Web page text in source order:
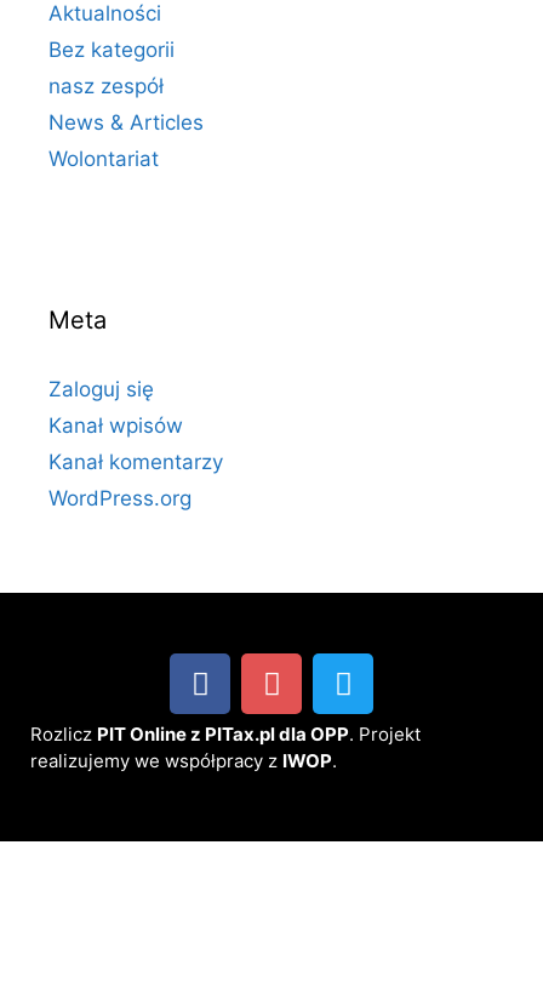
Aktualności
Bez kategorii
nasz zespół
News & Articles
Wolontariat
Meta
Zaloguj się
Kanał wpisów
Kanał komentarzy
WordPress.org
Rozlicz PIT Online z PITax.pl dla OPP. Projekt
realizujemy we współpracy z IWOP.